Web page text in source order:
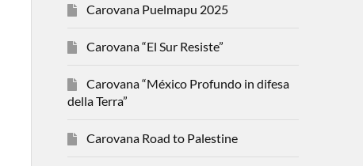
Carovana Puelmapu 2025
Carovana “El Sur Resiste”
Carovana “México Profundo in difesa
della Terra”
Carovana Road to Palestine